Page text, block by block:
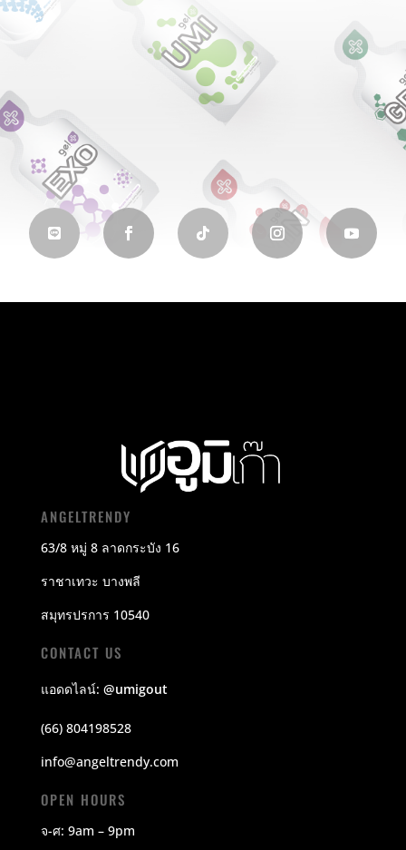
ANGELTRENDY
63/8 หมู่ 8 ลาดกระบัง 16
ราชาเทวะ บางพลี
สมุทรปรการ 10540
CONTACT US
แอดดไลน์: @umigout
(66) 804198528
info@angeltrendy.com
OPEN HOURS
จ-ศ: 9am – 9pm